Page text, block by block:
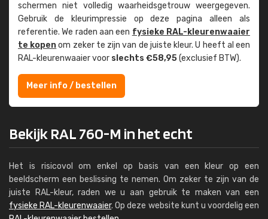
schermen niet volledig waarheids­­getrouw weer­gegeven.
Gebruik de kleur­impressie op deze pagina alleen als
referentie. We raden aan een fysieke RAL-kleuren­waaier
te kopenom zeker te zijn van de juiste kleur. U heeft al een
RAL-kleuren­waaier voor slechts €58,95(exclusief BTW).
Meer info / bestellen
Bekijk RAL 760-M in het echt
Het is risicovol om enkel op basis van een kleur op een
beeldscherm een beslissing te nemen. Om zeker te zijn van de
juiste RAL-kleur, raden we u aan gebruik te maken van een
fysieke RAL-kleurenwaaier. Op deze website kunt u voordelig een